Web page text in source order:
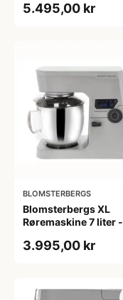
5.495,00 kr
BLOMSTERBERGS
Blomsterbergs XL
Røremaskine 7 liter -
3.995,00 kr